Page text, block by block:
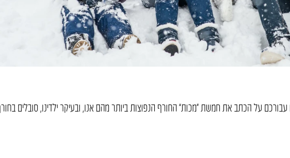
על הכתב את חמשת “מכות” החורף הנפוצות ביותר מהם אנו, ובעיקר ילדינו, סובלים